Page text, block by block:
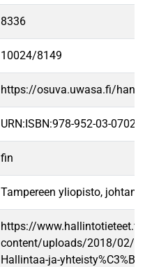
8336
10024/8149
https://osuva.uwasa.fi/
URN:ISBN:978-952-03-0702-8
fin
Tampereen yliopisto,
https://
content/uploads/2018/02/
Hallintaa-ja-